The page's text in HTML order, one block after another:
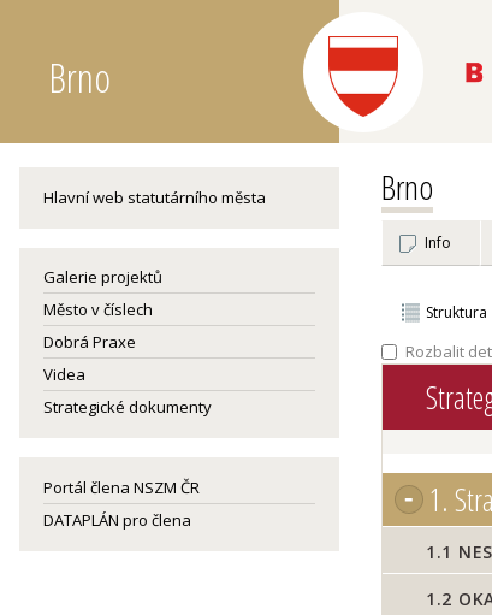
Brno
Hlavní web statutárního města
Galerie projektů
Město v číslech
Dobrá Praxe
Videa
Strategické dokumenty
Portál člena NSZM ČR
DATAPLÁN pro člena
Brno
Info
Struktura
Rozbalit
1.
1.1
1.2